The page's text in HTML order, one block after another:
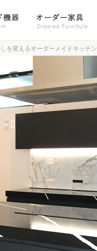
を変えるオーダーメイドキッチン